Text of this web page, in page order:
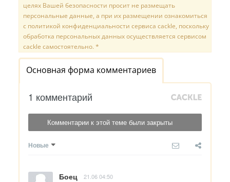
целях Вашей безопасности просит не размещать
персональные данные, а при их размещении ознакомиться
с политикой конфиденциальности сервиса cackle, поскольку
обработка персональных данных осуществляется сервисом
cackle самостоятельно. *
Основная форма комментариев
1 комментарий
Комментарии к этой теме были закрыты
Новые
Боец 21.06 04:50